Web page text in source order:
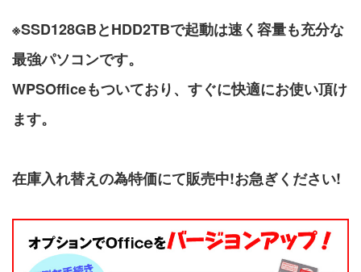
※SSD128GBとHDD2TBで起動は速く容量も充分な
最強パソコンです。
WPSOfficeもついており、すぐに快適にお使い頂け
ます。
在庫入れ替えの為特価にて販売中!お急ぎください!